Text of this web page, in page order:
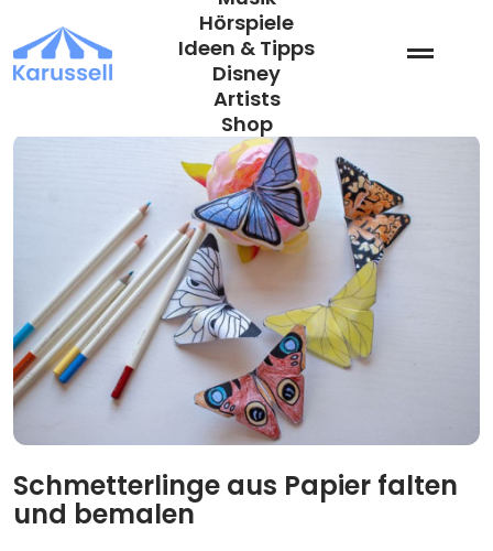
Inhalt
springen
Hörspiele
Ideen & Tipps
Disney
Artists
Shop
Schmetterlinge aus Papier falten
und bemalen